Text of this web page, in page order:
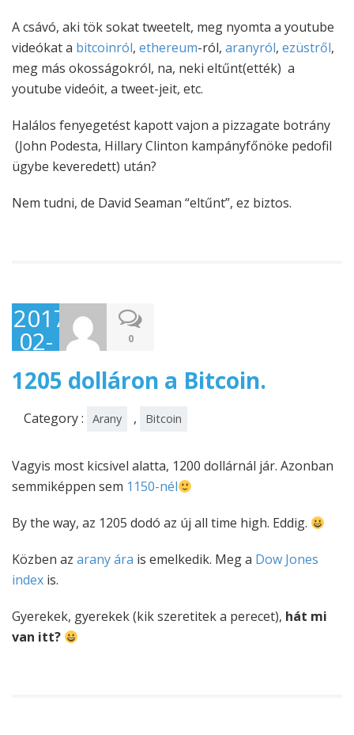
A csávó, aki tök sokat tweetelt, meg nyomta a youtube
videókat a bitcoinról, ethereum-ról, aranyról, ezüstről,
meg más okosságokról, na, neki eltűnt(ették) a
youtube videóit, a tweet-jeit, etc.
Halálos fenyegetést kapott vajon a pizzagate botrány
(John Podesta, Hillary Clinton kampányfőnöke pedofil
ügybe keveredett) után?
Nem tudni, de David Seaman “eltűnt”, ez biztos.
2017-
02-
24
0
1205 dolláron a Bitcoin.
Category : Arany , Bitcoin
Vagyis most kicsivel alatta, 1200 dollárnál jár. Azonban
semmiképpen sem 1150-nél
By the way, az 1205 dodó az új all time high. Eddig.
Közben az arany ára is emelkedik. Meg a Dow Jones
index is.
Gyerekek, gyerekek (kik szeretitek a perecet), hát mi
van itt?